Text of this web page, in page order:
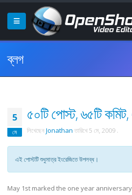
ব্লগ
5
মে
৫০টি পোস্ট, ৬৫টি
লিখেছেন Jonathan তারিখে 5 মে, 2009 .
এই পোস্টটি শুধুমাত্র ইংরেজিতে উপলব্ধ।
May 1st marked the one year